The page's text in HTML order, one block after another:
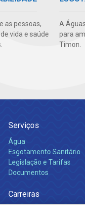
as pessoas,
vida e saúde
A
para
Timon.
Serviços
Água
Esgotamento Sanitário
Legislação e Tarifas
Documentos
Carreiras